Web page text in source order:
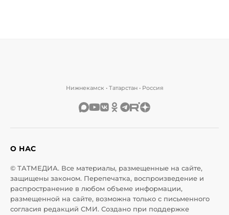
Нижнекамск • Татарстан • Россия
О НАС
© ТАТМЕДИА. Все материалы, размещенные на сайте,
защищены законом. Перепечатка, воспроизведение и
распространение в любом объеме информации,
размещенной на сайте, возможна только с письменного
согласия редакций СМИ. Создано при поддержке